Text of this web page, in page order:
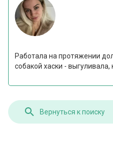
Работала на протяжении
собакой хаски - выгуливала,
Вернуться к поиску